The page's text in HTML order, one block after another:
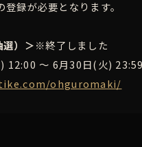
録が必要となります。
）＞※終了しました
12:00 ～ 6月30日(火) 23:59
ohguromaki/